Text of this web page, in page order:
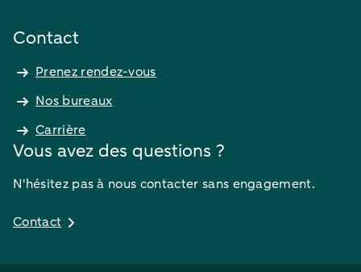
Contact
Prenez rendez-vous
Nos bureaux
Carrière
Vous avez des questions ?
N'hésitez pas à nous contacter sans engagement.
Contact